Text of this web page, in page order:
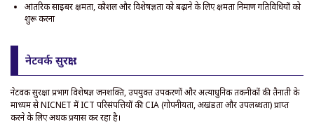
आंतरिक साइबर क्षमता, कौशल और विशेषज्ञता को बढ़ाने के लिए क्षमता निर्माण गतिविधियों को
शुरू करना
नेटवर्क सुरक्षा :
नेटवर्क सुरक्षा प्रभाग विशेषज्ञ जनशक्ति, उपयुक्त उपकरणों और अत्याधुनिक तकनीकों की तैनाती के
माध्यम से NICNET में ICT परिसंपत्तियों की CIA (गोपनीयता, अखंडता और उपलब्धता) प्राप्त
करने के लिए अथक प्रयास कर रहा है।